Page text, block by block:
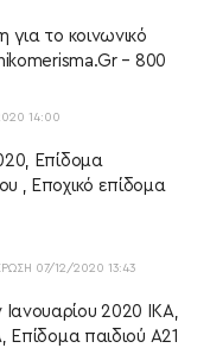
για το κοινωνικό
– 800
14:00
Επίδομα
, Εποχικό επίδομα
07/12/2020 13:43
2020 ΙΚΑ,
παιδιού Α21